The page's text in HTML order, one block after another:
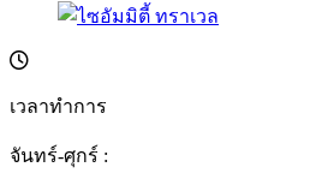
เวลาทำการ
จันทร์-ศุกร์ :